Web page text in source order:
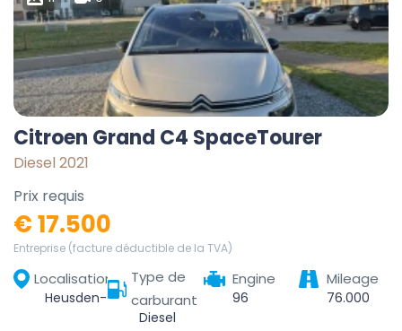
Citroen Grand C4 SpaceTourer
Diesel 2021
Prix requis
€ 17.500
Entreprise (facture déductible de la TVA)
Localisation
Heusden-Zolder, Hasselt, Limburg, Vlaanderen, 3550, België
Type de
carburant
Diesel
Engine
96
Mileage
76.000